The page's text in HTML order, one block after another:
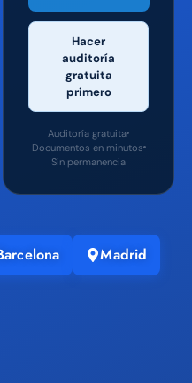
Hacer
auditoría
gratuita
primero
Auditoría gratuita
Documentos en minutos
Sin permanencia
Madrid